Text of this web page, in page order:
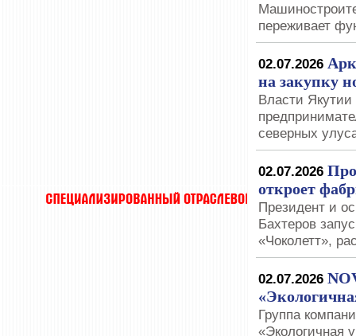
переживает
02.07.2026
на закупку
Власти
северных
02.07.2026
откроет
Президент и
Бахтеров
«Чоколетт»,
02.07.2026
Группа
«Экологичная